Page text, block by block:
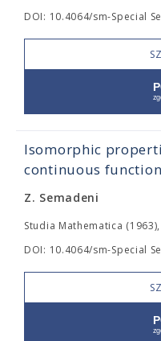
DOI: 10.4064/sm-Special
Isomorphic
continuous
Z. Semadeni
Studia Mathematica
DOI: 10.4064/sm-Special